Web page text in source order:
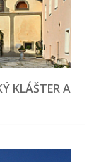
KLÁŠTER A